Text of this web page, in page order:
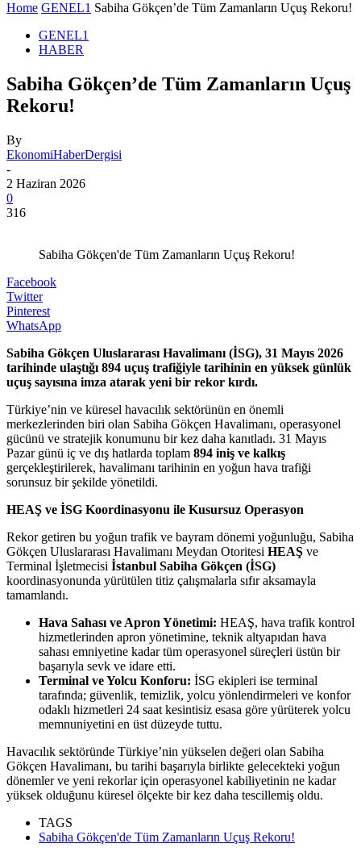
Home GENEL1 Sabiha Gökçen’de Tüm Zamanların Uçuş Rekoru!
GENEL1
HABER
Sabiha Gökçen’de Tüm Zamanların Uçuş
Rekoru!
By
EkonomiHaberDergisi
-
2 Haziran 2026
0
316
Sabiha Gökçen'de Tüm Zamanların Uçuş Rekoru!
Facebook
Twitter
Pinterest
WhatsApp
Sabiha Gökçen Uluslararası Havalimanı (İSG), 31 Mayıs 2026
tarihinde ulaştığı 894 uçuş trafiğiyle tarihinin en yüksek günlük
uçuş sayısına imza atarak yeni bir rekor kırdı.
Türkiye’nin ve küresel havacılık sektörünün en önemli
merkezlerinden biri olan Sabiha Gökçen Havalimanı, operasyonel
gücünü ve stratejik konumunu bir kez daha kanıtladı. 31 Mayıs
Pazar günü iç ve dış hatlarda toplam 894 iniş ve kalkış
gerçekleştirilerek, havalimanı tarihinin en yoğun hava trafiği
sorunsuz bir şekilde yönetildi.
HEAŞ ve İSG Koordinasyonu ile Kusursuz Operasyon
Rekor getiren bu yoğun trafik ve bayram dönemi yoğunluğu, Sabiha
Gökçen Uluslararası Havalimanı Meydan Otoritesi HEAŞ ve
Terminal İşletmecisi İstanbul Sabiha Gökçen (İSG)
koordinasyonunda yürütülen titiz çalışmalarla sıfır aksamayla
tamamlandı.
Hava Sahası ve Apron Yönetimi: HEAŞ, hava trafik kontrol
hizmetlerinden apron yönetimine, teknik altyapıdan hava
sahası emniyetine kadar tüm operasyonel süreçleri üstün bir
başarıyla sevk ve idare etti.
Terminal ve Yolcu Konforu: İSG ekipleri ise terminal
tarafında; güvenlik, temizlik, yolcu yönlendirmeleri ve konfor
odaklı hizmetleri 24 saat kesintisiz esasa göre yürüterek yolcu
memnuniyetini en üst düzeyde tuttu.
Havacılık sektöründe Türkiye’nin yükselen değeri olan Sabiha
Gökçen Havalimanı, bu tarihi başarıyla birlikte gelecekteki yoğun
dönemler ve yeni rekorlar için operasyonel kabiliyetinin ne kadar
yüksek olduğunu küresel ölçekte bir kez daha tescillemiş oldu.
TAGS
Sabiha Gökçen'de Tüm Zamanların Uçuş Rekoru!